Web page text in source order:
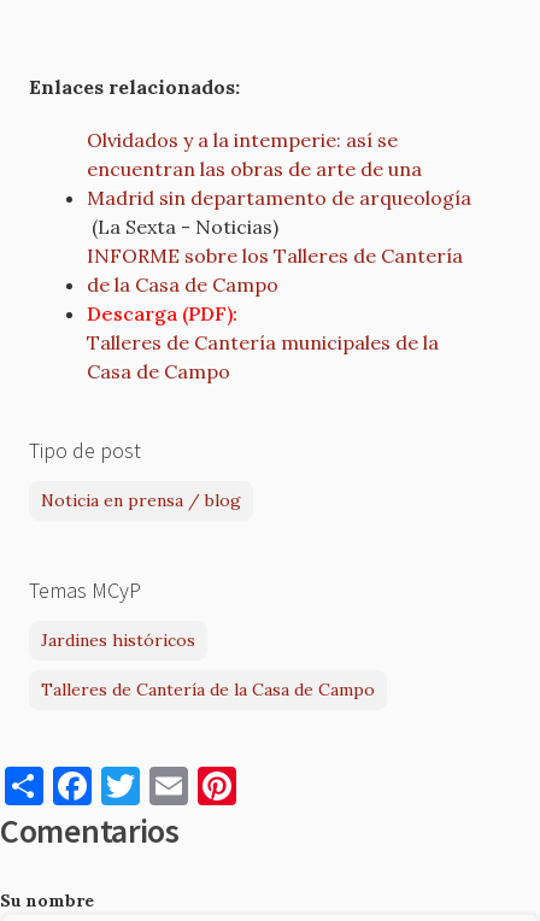
Enlaces relacionados:
Olvidados y a la intemperie: así se
encuentran las obras de arte de una
Madrid sin departamento de arqueología
(La Sexta - Noticias)
INFORME sobre los Talleres de Cantería
de la Casa de Campo
Descarga (PDF):
Talleres de Cantería municipales de la
Casa de Campo
Tipo de post
Noticia en prensa / blog
Temas MCyP
Jardines históricos
Talleres de Cantería de la Casa de Campo
S
h
ar
e
F
a
c
e
T
w
it
E
m
Comentarios
Su nombre